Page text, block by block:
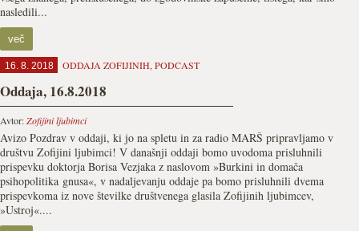
nasledili...
več
16. 8. 2018 ODDAJA ZOFIJINIH, PODCAST
Oddaja, 16.8.2018
Avtor:Zofijini ljubimci
Avizo Pozdrav v oddaji, ki jo na spletu in za radio MARŠ pripravljamo v
društvu Zofijini ljubimci! V današnji oddaji bomo uvodoma prisluhnili
prispevku doktorja Borisa Vezjaka z naslovom »Burkini in domača
psihopolitika gnusa«, v nadaljevanju oddaje pa bomo prisluhnili dvema
prispevkoma iz nove številke društvenega glasila Zofijinih ljubimcev,
»Ustroj«....